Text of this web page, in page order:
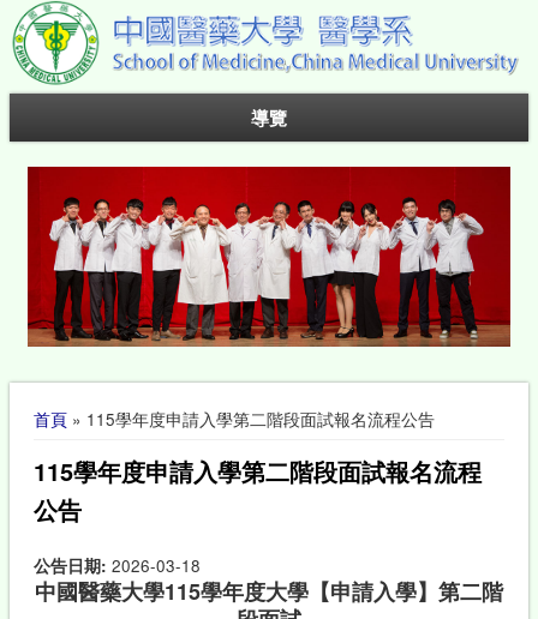
導覽
您在這裡
首頁» 115學年度申請入學第二階段面試報名流程公告
115學年度申請入學第二階段面試報名流程
公告
公告日期: 2026-03-18
中國醫藥大學115學年度大學【申請入學】第二階